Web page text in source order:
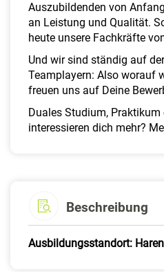
Auszubildenden von
an Leistung und Qualität.
heute unsere Fachkräfte
Und wir sind ständig auf
Teamplayern: Also worauf
freuen uns auf Deine
Duales Studium, Praktikum
interessieren dich mehr?
Beschreibung
Ausbildungsstandort: Haren